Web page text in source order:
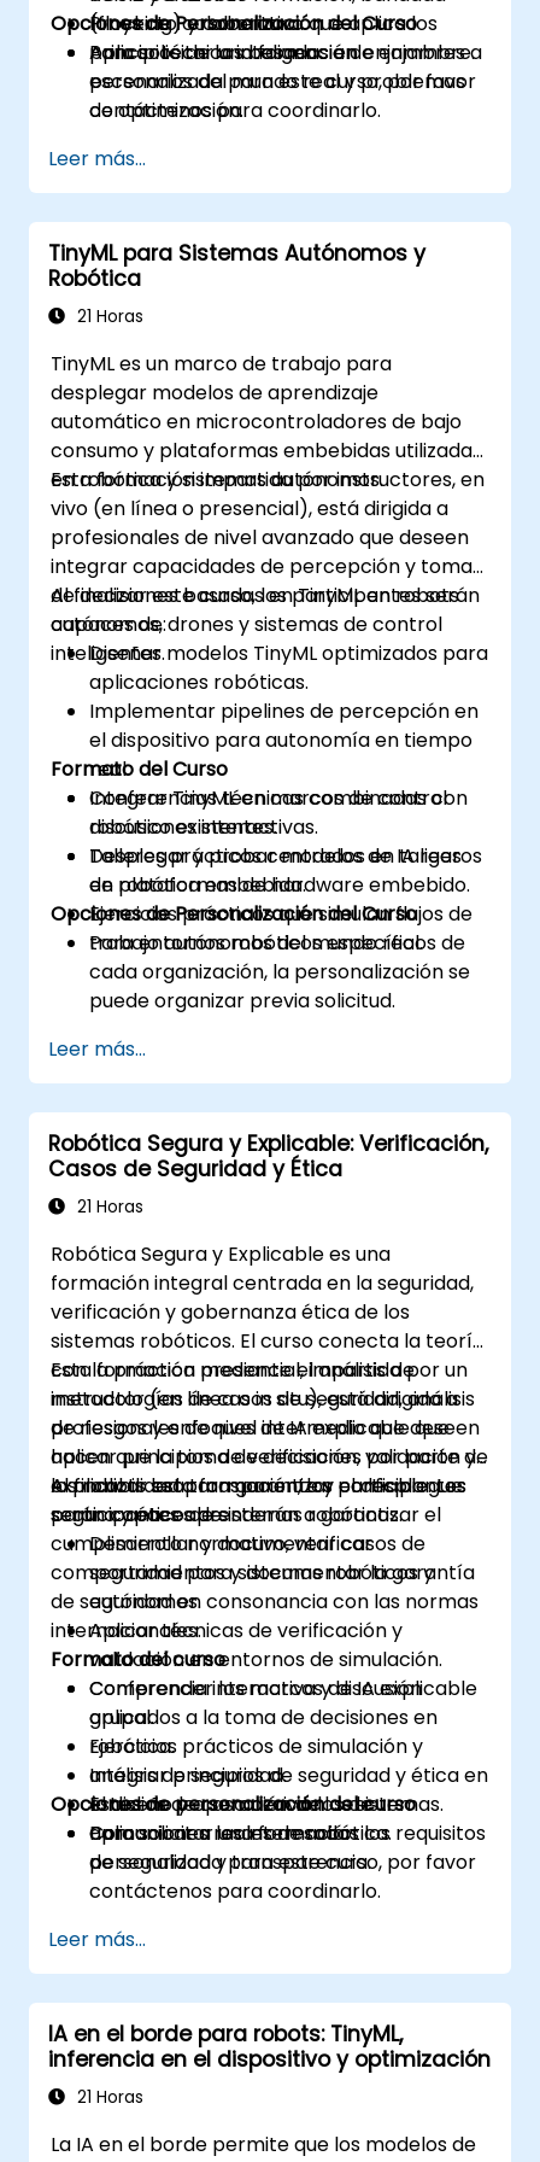
(flocking) y cobertura.
Aplicar técnicas basadas en enjambres a
escenarios del mundo real y problemas
de optimización.
Proyecto colaborativo que aplica los
principios de la inteligencia de enjambre.
Opciones de Personalización del Curso
Para solicitar una formación
personalizada para este curso, por favor
contáctenos para coordinarlo.
Leer más...
TinyML para Sistemas Autónomos y
Robótica
21 Horas
TinyML es un marco de trabajo para
desplegar modelos de aprendizaje
automático en microcontroladores de bajo
consumo y plataformas embebidas utilizadas
en robótica y sistemas autónomos.
Esta formación impartida por instructores, en
vivo (en línea o presencial), está dirigida a
profesionales de nivel avanzado que deseen
integrar capacidades de percepción y toma
de decisiones basadas en TinyML en robots
autónomos, drones y sistemas de control
inteligentes.
Al finalizar este curso, los participantes serán
capaces de:
Diseñar modelos TinyML optimizados para
aplicaciones robóticas.
Implementar pipelines de percepción en
el dispositivo para autonomía en tiempo
real.
Integrar TinyML en marcos de control
robótico existentes.
Desplegar y probar modelos de IA ligeros
en plataformas de hardware embebido.
Formato del Curso
Conferencias técnicas combinadas con
discusiones interactivas.
Talleres prácticos centrados en tareas
de robótica embebida.
Ejercicios prácticos que simulan flujos de
trabajo autónomos del mundo real.
Opciones de Personalización del Curso
Para entornos robóticos específicos de
cada organización, la personalización se
puede organizar previa solicitud.
Leer más...
Robótica Segura y Explicable: Verificación,
Casos de Seguridad y Ética
21 Horas
Robótica Segura y Explicable es una
formación integral centrada en la seguridad,
verificación y gobernanza ética de los
sistemas robóticos. El curso conecta la teoría
con la práctica mediante el análisis de
metodologías de casos de seguridad, análisis
de riesgos y enfoques de IA explicable que
hacen que la toma de decisiones por parte de
los robots sea transparente y confiable. Los
participantes aprenderán a garantizar el
cumplimiento normativo, verificar
comportamientos y documentar la garantía
de seguridad en consonancia con las normas
internacionales.
Esta formación presencial, impartida por un
instructor (en línea o in situ), está dirigida a
profesionales de nivel intermedio que deseen
aplicar principios de verificación, validación y
explicabilidad para garantizar el despliegue
seguro y ético de sistemas robóticos.
Al finalizar esta formación, los participantes
serán capaces de:
Desarrollar y documentar casos de
seguridad para sistemas robóticos y
autónomos.
Aplicar técnicas de verificación y
validación en entornos de simulación.
Comprender los marcos de IA explicable
aplicados a la toma de decisiones en
robótica.
Integrar principios de seguridad y ética en
el diseño y operación de los sistemas.
Comunicar a los interesados los requisitos
de seguridad y transparencia.
Formato del curso
Conferencia interactiva y discusión
grupal.
Ejercicios prácticos de simulación y
análisis de seguridad.
Estudios de caso derivados de
aplicaciones reales de robótica.
Opciones de personalización del curso
Para solicitar una formación
personalizada para este curso, por favor
contáctenos para coordinarlo.
Leer más...
IA en el borde para robots: TinyML,
inferencia en el dispositivo y optimización
21 Horas
La IA en el borde permite que los modelos de